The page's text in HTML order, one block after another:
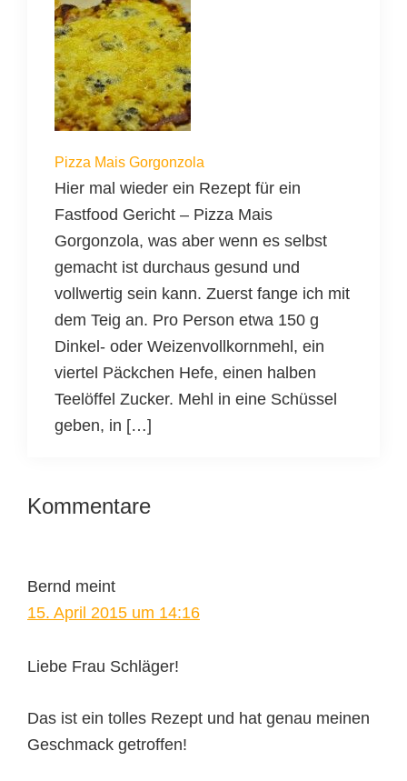
Pizza Mais Gorgonzola
Hier mal wieder ein Rezept für ein
Fastfood Gericht – Pizza Mais
Gorgonzola, was aber wenn es selbst
gemacht ist durchaus gesund und
vollwertig sein kann. Zuerst fange ich mit
dem Teig an. Pro Person etwa 150 g
Dinkel- oder Weizenvollkornmehl, ein
viertel Päckchen Hefe, einen halben
Teelöffel Zucker. Mehl in eine Schüssel
geben, in […]
Leser-
Kommentare
Bernd meint
15. April 2015 um 14:16
Liebe Frau Schläger!
Das ist ein tolles Rezept und hat genau meinen
Geschmack getroffen!